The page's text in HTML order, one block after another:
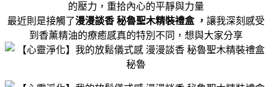
的壓力，重拾內心的平靜與力量
最近則是接觸了漫漫談香 秘魯聖木精裝禮盒 ， 讓我深刻感受
到香薰精油的療癒感真的特別不同，想與大家分享